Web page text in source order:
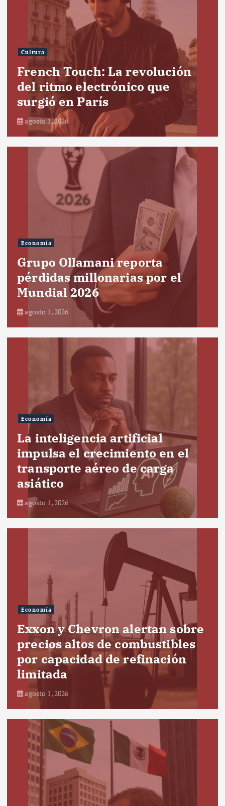
Cultura
French Touch: La revolución
del ritmo electrónico que
surgió en París
agosto 1, 2026
Economía
Grupo Ollamani reporta
pérdidas millonarias por el
Mundial 2026
agosto 1, 2026
Economía
La inteligencia artificial
impulsa el crecimiento en el
transporte aéreo de carga
asiático
agosto 1, 2026
Economía
Exxon y Chevron alertan sobre
precios altos de combustibles
por capacidad de refinación
limitada
agosto 1, 2026